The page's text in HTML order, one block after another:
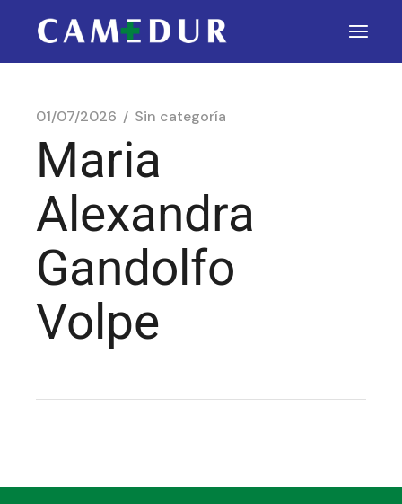
01/07/2026 Sin categoría
Maria
Alexandra
Gandolfo
Volpe